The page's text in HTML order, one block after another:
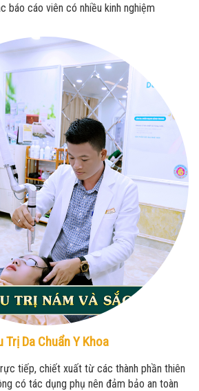
báo cáo viên có nhiều kinh nghiệm
Trị Da Chuẩn Y Khoa
tiếp, chiết xuất từ các thành phần thiên
có tác dụng phụ nên đảm bảo an toàn